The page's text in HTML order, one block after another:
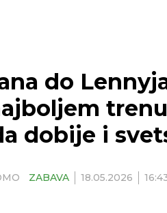
do
dobije i
ZABAVA 18.05.2026